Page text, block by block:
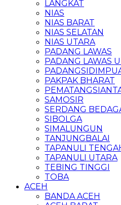
LANGKAT
NIAS
NIAS BARAT
NIAS SELATAN
NIAS UTARA
PADANG LAWAS
PADANG LAWAS
PAKPAK BHARAT
SAMOSIR
SERDANG
SIBOLGA
SIMALUNGUN
TANJUNGBALAI
TAPANULI
TAPANULI UTARA
TEBING TINGGI
TOBA
ACEH
BANDA ACEH